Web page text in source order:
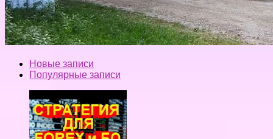
Новые записи
Популярные записи